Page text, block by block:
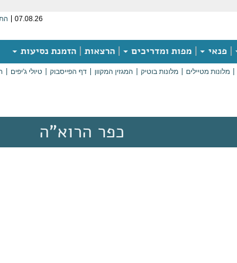
07.08.26
פנאי מפות ומדריכים הרצאות הזמנת נסיעות
מלונות מטיילים מלונות בוטיק המגזין המקוון דף הפייסבוק טיולי ג'יפים
כפר הרוא"ה